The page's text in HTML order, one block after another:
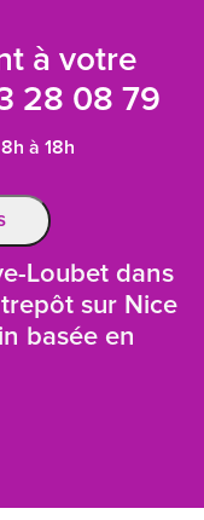
à votre
28 08 79
à 18h
Loubet dans
sur Nice
basée en